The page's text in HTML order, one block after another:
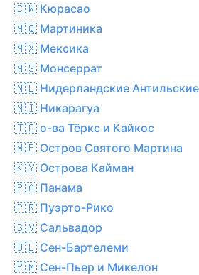
🇨🇼 Кюрасао
🇲🇶 Мартиника
🇲🇽 Мексика
🇲🇸 Монсеррат
🇳🇱 Нидерландские
🇳🇮 Никарагуа
🇹🇨 о-ва Тёркс и Кайкос
🇲🇫 Остров Святого Мартина
🇰🇾 Острова Кайман
🇵🇦 Панама
🇵🇷 Пуэрто-Рико
🇸🇻 Сальвадор
🇧🇱 Сен-Бартелеми
🇵🇲 Сен-Пьер и Микелон